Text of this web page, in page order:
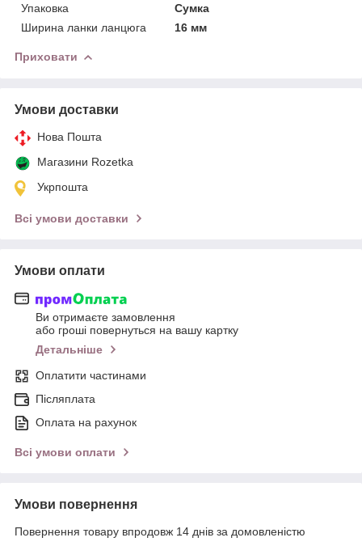
Упаковка
Сумка
Ширина ланки ланцюга
16 мм
Приховати
Умови доставки
Нова Пошта
Магазини Rozetka
Укрпошта
Всі умови доставки
Умови оплати
Ви отримаєте замовлення
або гроші повернуться на вашу картку
Детальніше
Оплатити частинами
Післяплата
Оплата на рахунок
Всі умови оплати
Умови повернення
Повернення товару впродовж 14 днів за домовленістю